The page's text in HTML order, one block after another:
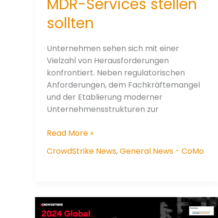
MDR-Services stellen
sollten
Unternehmen sehen sich mit einer
Vielzahl von Herausforderungen
konfrontiert. Neben regulatorischen
Anforderungen, dem Fachkräftemangel
und der Etablierung moderner
Unternehmensstrukturen zur
9
die
Auswahl
Read More »
CrowdStrike News,General News - CoMo